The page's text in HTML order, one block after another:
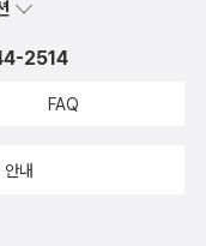
2514
FAQ
내